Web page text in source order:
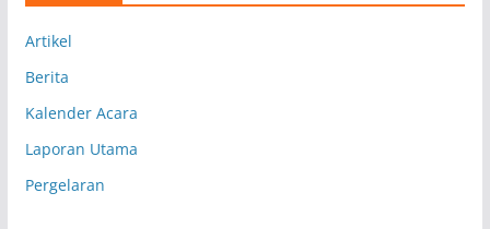
Artikel
Berita
Kalender Acara
Laporan Utama
Pergelaran